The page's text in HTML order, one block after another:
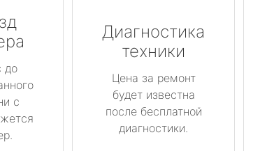
до
с
Диагностика
техники
Цена за ремонт
будет известна
после бесплатной
диагностики.